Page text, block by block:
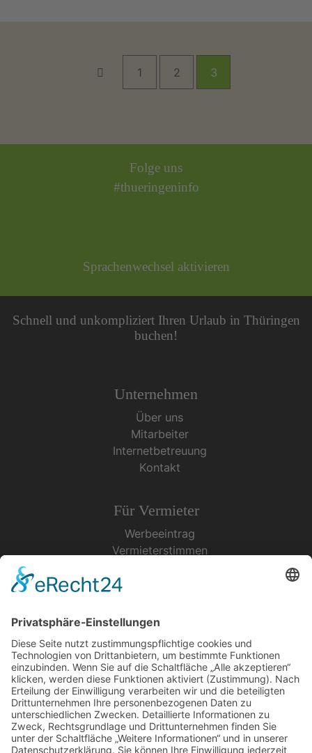
1 2 3
Folge uns
#thueringeninfo
Sprachenwechsel aktivieren
Schnell und unkompliziert Ihren Urlaub in Thüringen
buchen!
Unternehmen
Über uns
Mitarbeiter
Internetbetreuung
Kontakt
Für Vermieter
Werbeeintrag
Vermieterstimmen
Urlaubsservice
Bücher, Karten & CD's
Ihre Anreise
Wetter
Links
Nutzungsbedingungen